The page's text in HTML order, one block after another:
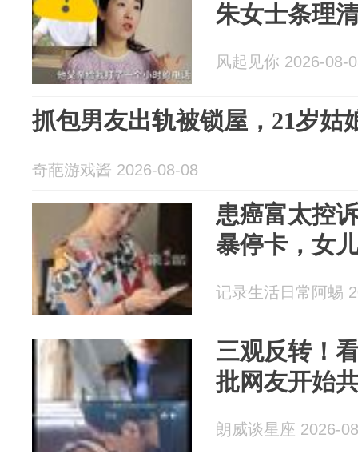
朱女士条理
风起见你 2026-08-
抓包男友出轨被锁屋，21岁姑
奇葩游戏酱 2026-08-08
患癌富太控
暴停卡，女
记录生活日常阿蜴
三观反转！
批网友开始
朗威谈星座 2026-